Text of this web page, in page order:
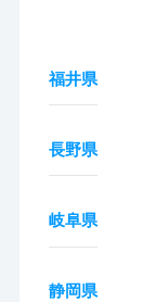
福井県
長野県
岐阜県
静岡県